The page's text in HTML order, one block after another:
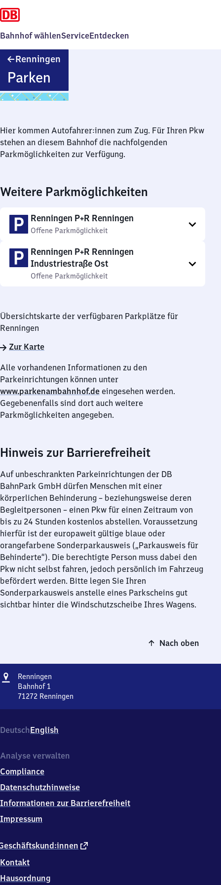
Bahnhof wählenServiceEntdecken
Renningen
Parken
Hier kommen Autofahrer:innen zum Zug. Für Ihren Pkw
stehen an diesem Bahnhof die nachfolgenden
Parkmöglichkeiten zur Verfügung.
Weitere Parkmöglichkeiten
Renningen P+R Renningen
Offene Parkmöglichkeit
Renningen P+R Renningen
Industriestraße Ost
Offene Parkmöglichkeit
Übersichtskarte der verfügbaren Parkplätze für
Renningen
Zur Karte
Alle vorhandenen Informationen zu den
Parkeinrichtungen können unter
www.parkenambahnhof.de eingesehen werden.
Gegebenenfalls sind dort auch weitere
Parkmöglichkeiten angegeben.
Hinweis zur Barrierefreiheit
Auf unbeschrankten Parkeinrichtungen der DB
BahnPark GmbH dürfen Menschen mit einer
körperlichen Behinderung – beziehungsweise deren
Begleitpersonen – einen Pkw für einen Zeitraum von
bis zu 24 Stunden kostenlos abstellen. Voraussetzung
hierfür ist der europaweit gültige blaue oder
orangefarbene Sonderparkausweis („Parkausweis für
Behinderte“). Die berechtigte Person muss dabei den
Pkw nicht selbst fahren, jedoch persönlich im Fahrzeug
befördert werden. Bitte legen Sie Ihren
Sonderparkausweis anstelle eines Parkscheins gut
sichtbar hinter die Windschutzscheibe Ihres Wagens.
Nach oben
Adresse
Renningen
Bahnhof 1
71272 Renningen
1,
7
2
2
Renningen
DeutschEnglish
externer
Kontakt
Hausordnung
Analyse verwalten
Compliance
Datenschutzhinweise
Informationen zur Barrierefreiheit
Impressum